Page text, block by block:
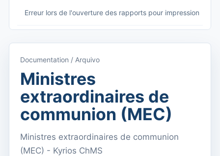
Erreur lors de l'ouverture des rapports pour impression
Accès à la documentation
Menu principal (applications)
Basculer entre les abonnements
Dashboard
Tableau de bord
Documentation / Arquivo
Ministres
extraordinaires de
communion (MEC)
Ministres extraordinaires de communion
(MEC) - Kyrios ChMS